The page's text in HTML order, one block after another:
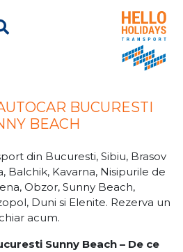
BUCURESTI
BEACH
din Bucuresti, Sibiu, Brasov
Balchik, Kavarna, Nisipurile de
Obzor, Sunny Beach,
Duni si Elenite. Rezerva un
acum.
Sunny Beach – De ce